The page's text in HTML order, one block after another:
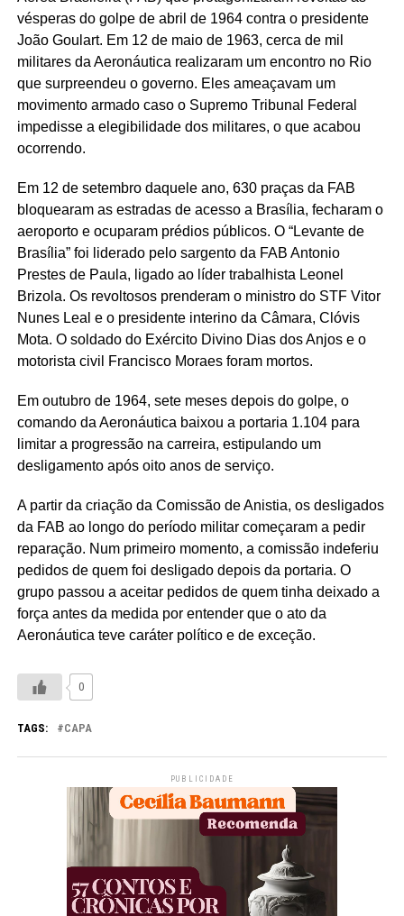
vésperas do golpe de abril de 1964 contra o presidente
João Goulart. Em 12 de maio de 1963, cerca de mil
militares da Aeronáutica realizaram um encontro no Rio
que surpreendeu o governo. Eles ameaçavam um
movimento armado caso o Supremo Tribunal Federal
impedisse a elegibilidade dos militares, o que acabou
ocorrendo.
Em 12 de setembro daquele ano, 630 praças da FAB
bloquearam as estradas de acesso a Brasília, fecharam o
aeroporto e ocuparam prédios públicos. O “Levante de
Brasília” foi liderado pelo sargento da FAB Antonio
Prestes de Paula, ligado ao líder trabalhista Leonel
Brizola. Os revoltosos prenderam o ministro do STF Vitor
Nunes Leal e o presidente interino da Câmara, Clóvis
Mota. O soldado do Exército Divino Dias dos Anjos e o
motorista civil Francisco Moraes foram mortos.
Em outubro de 1964, sete meses depois do golpe, o
comando da Aeronáutica baixou a portaria 1.104 para
limitar a progressão na carreira, estipulando um
desligamento após oito anos de serviço.
A partir da criação da Comissão de Anistia, os desligados
da FAB ao longo do período militar começaram a pedir
reparação. Num primeiro momento, a comissão indeferiu
pedidos de quem foi desligado depois da portaria. O
grupo passou a aceitar pedidos de quem tinha deixado a
força antes da medida por entender que o ato da
Aeronáutica teve caráter político e de exceção.
0
TAGS: CAPA
PUBLICIDADE